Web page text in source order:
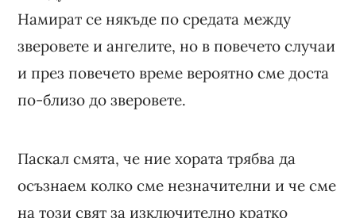
Намират се някъде по средата между
зверовете и ангелите, но в повечето случаи
и през повечето време вероятно сме доста
по-близо до зверовете.
Паскал смята, че ние хората трябва да
осъзнаем колко сме незначителни и че сме
на този свят за изключително кратко